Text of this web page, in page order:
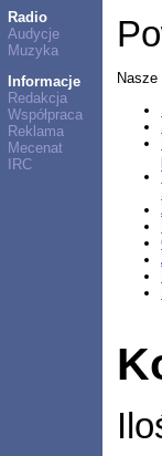
Radio
Audycje
Muzyka
Informacje
Redakcja
Współpraca
Reklama
Mecenat
IRC